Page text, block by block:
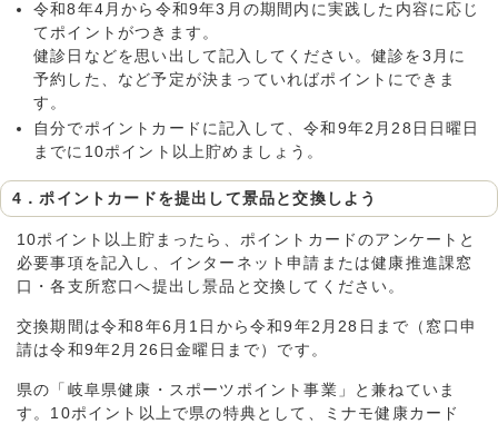
令和8年4月から令和9年3月の期間内に実践した内容に応じ
てポイントがつきます。
健診日などを思い出して記入してください。健診を3月に
予約した、など予定が決まっていればポイントにできま
す。
自分でポイントカードに記入して、令和9年2月28日日曜日
までに10ポイント以上貯めましょう。
4．ポイントカードを提出して景品と交換しよう
10ポイント以上貯まったら、ポイントカードのアンケートと
必要事項を記入し、インターネット申請または健康推進課窓
口・各支所窓口へ提出し景品と交換してください。
交換期間は令和8年6月1日から令和9年2月28日まで（窓口申
請は令和9年2月26日金曜日まで）です。
県の「岐阜県健康・スポーツポイント事業」と兼ねていま
す。10ポイント以上で県の特典として、ミナモ健康カード